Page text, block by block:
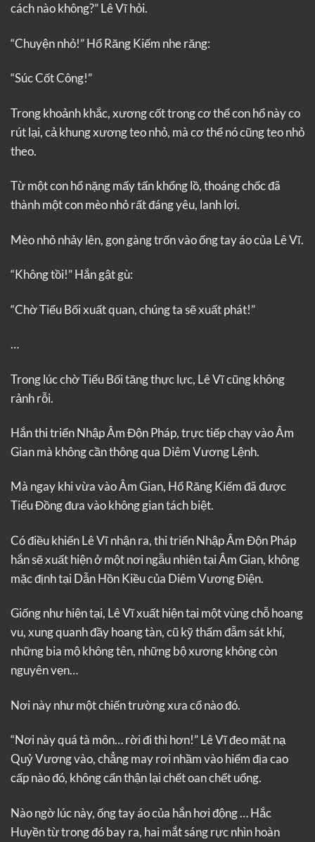
cách nào không?” Lê Vĩ hỏi.
“Chuyện nhỏ!” Hổ Răng Kiếm nhe răng:
“Súc Cốt Công!”
Trong khoảnh khắc, xương cốt trong cơ thể con hổ này co
rút lại, cả khung xương teo nhỏ, mà cơ thể nó cũng teo nhỏ
theo.
Từ một con hổ nặng mấy tấn khổng lồ, thoáng chốc đã
thành một con mèo nhỏ rất đáng yêu, lanh lợi.
Mèo nhỏ nhảy lên, gọn gàng trốn vào ống tay áo của Lê Vĩ.
“Không tồi!” Hắn gật gù:
“Chờ Tiểu Bối xuất quan, chúng ta sẽ xuất phát!”
…
Trong lúc chờ Tiểu Bối tăng thực lực, Lê Vĩ cũng không
rảnh rỗi.
Hắn thi triển Nhập Âm Độn Pháp, trực tiếp chạy vào Âm
Gian mà không cần thông qua Diêm Vương Lệnh.
Mà ngay khi vừa vào Âm Gian, Hổ Răng Kiếm đã được
Tiểu Đồng đưa vào không gian tách biệt.
Có điều khiến Lê Vĩ nhận ra, thi triển Nhập Âm Độn Pháp
hắn sẽ xuất hiện ở một nơi ngẫu nhiên tại Âm Gian, không
mặc định tại Dẫn Hồn Kiều của Diêm Vương Điện.
Giống như hiện tại, Lê Vĩ xuất hiện tại một vùng chỗ hoang
vu, xung quanh đầy hoang tàn, cũ kỹ thấm đẫm sát khí,
những bia mộ không tên, những bộ xương không còn
nguyên vẹn…
Nơi này như một chiến trường xưa cổ nào đó.
“Nơi này quá tà môn… rời đi thì hơn!” Lê Vĩ đeo mặt nạ
Quỷ Vương vào, chẳng may rơi nhầm vào hiểm địa cao
cấp nào đó, không cẩn thận lại chết oan chết uổng.
Nào ngờ lúc này, ống tay áo của hắn hơi động … Hắc
Huyền từ trong đó bay ra, hai mắt sáng rực nhìn hoàn